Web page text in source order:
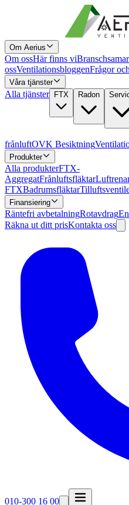
Om Aerius
Om ossHär finns vi
ossVentilationsbloggenFrågor
Våra tjänster
Alla tjänster FTX Radon
frånluftOVK Besiktning
Produkter
Alla produkterFTX-
AggregatFrånluftsfläktar
FTXBadrumsfläktar
Finansiering
Räntefri avbetalningRotavdrag
Räkna ut ditt prisKontakta oss
010-300 16 00